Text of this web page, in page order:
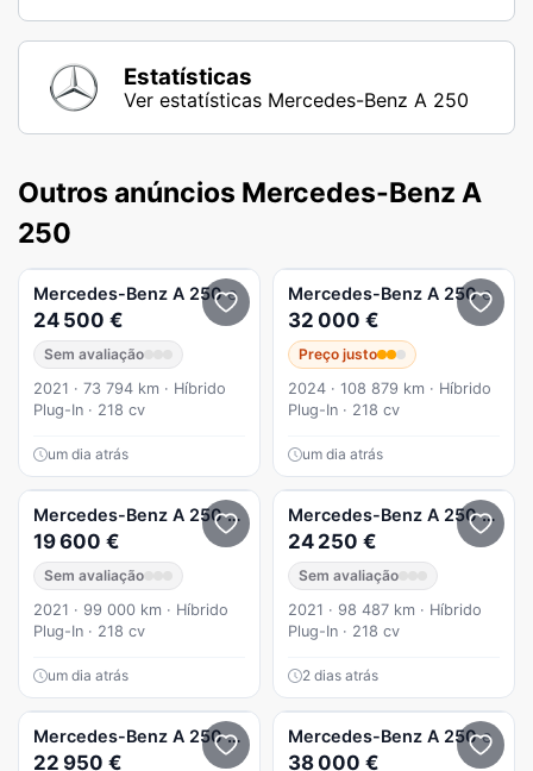
Estatísticas
Ver estatísticas Mercedes-Benz A 250
Outros anúncios Mercedes-Benz A
250
Mercedes-Benz A 250 e
24 500 €
Sem avaliação
2021 · 73 794 km · Híbrido
Plug-In · 218 cv
um dia atrás
Mercedes-Benz A 250 e
32 000 €
Preço justo
2024 · 108 879 km · Híbrido
Plug-In · 218 cv
um dia atrás
Mercedes-Benz A 250 e 8G-DCT Style
19 600 €
Sem avaliação
2021 · 99 000 km · Híbrido
Plug-In · 218 cv
um dia atrás
Mercedes-Benz A 250 e
24 250 €
Sem avaliação
2021 · 98 487 km · Híbrido
Plug-In · 218 cv
2 dias atrás
Mercedes-Benz A 250 e Progressive
22 950 €
Mercedes-Benz A 250 e
38 000 €